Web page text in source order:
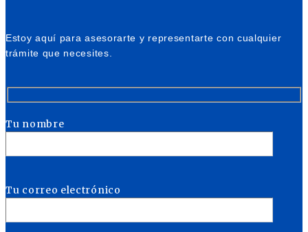
Estoy aquí para asesorarte y representarte con cualquier
trámite que necesites.
Tu nombre
Tu correo electrónico